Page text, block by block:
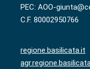
PEC: AOO-
C.F. 80002950766
regione.basilicata.it